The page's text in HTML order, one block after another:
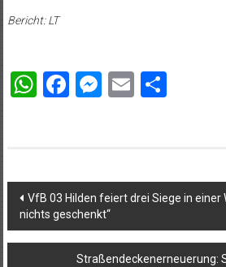
Bericht: LT
WhatsApp
Facebook
Messenger
EmailTeilen
Beitragsnavigation
VfB 03 Hilden feiert drei Siege in einer
nichts geschenkt“
Straßendeckenerneuerung: